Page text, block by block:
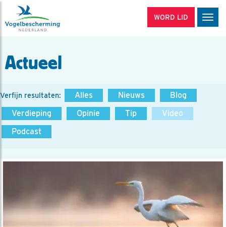
WORD LID
Actueel
Verfijn resultaten: Alles Nieuws
Blog
Verdieping
Opinie Tip
Video
Podcast